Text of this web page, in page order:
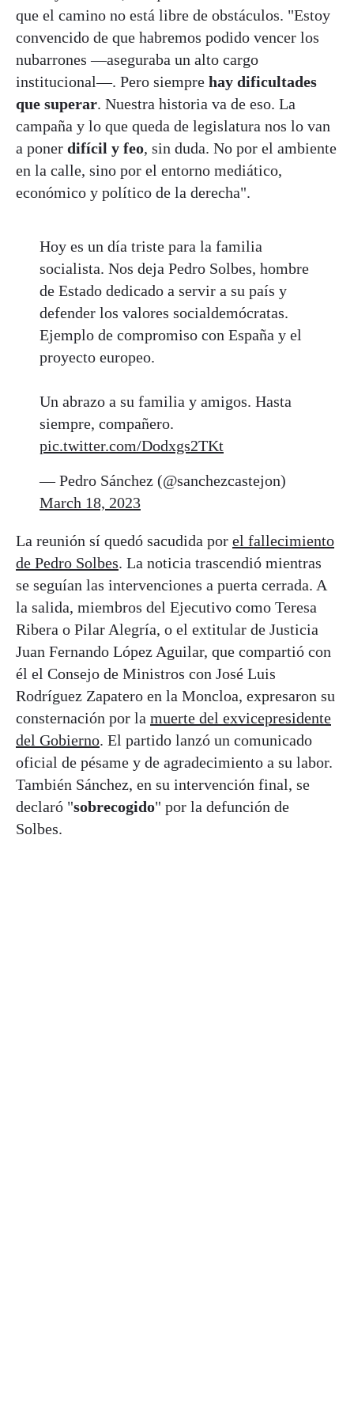
que el camino no está libre de obstáculos. "Estoy
convencido de que habremos podido vencer los
nubarrones —aseguraba un alto cargo
institucional—. Pero siempre hay dificultades
que superar. Nuestra historia va de eso. La
campaña y lo que queda de legislatura nos lo van
a poner difícil y feo, sin duda. No por el ambiente
en la calle, sino por el entorno mediático,
económico y político de la derecha".
Hoy es un día triste para la familia
socialista. Nos deja Pedro Solbes, hombre
de Estado dedicado a servir a su país y
defender los valores socialdemócratas.
Ejemplo de compromiso con España y el
proyecto europeo.
Un abrazo a su familia y amigos. Hasta
siempre, compañero.
pic.twitter.com/Dodxgs2TKt
— Pedro Sánchez (@sanchezcastejon)
March 18, 2023
La reunión sí quedó sacudida por el fallecimiento
de Pedro Solbes. La noticia trascendió mientras
se seguían las intervenciones a puerta cerrada. A
la salida, miembros del Ejecutivo como Teresa
Ribera o Pilar Alegría, o el extitular de Justicia
Juan Fernando López Aguilar, que compartió con
él el Consejo de Ministros con José Luis
Rodríguez Zapatero en la Moncloa, expresaron su
consternación por la muerte del exvicepresidente
del Gobierno. El partido lanzó un comunicado
oficial de pésame y de agradecimiento a su labor.
También Sánchez, en su intervención final, se
declaró "sobrecogido" por la defunción de
Solbes.